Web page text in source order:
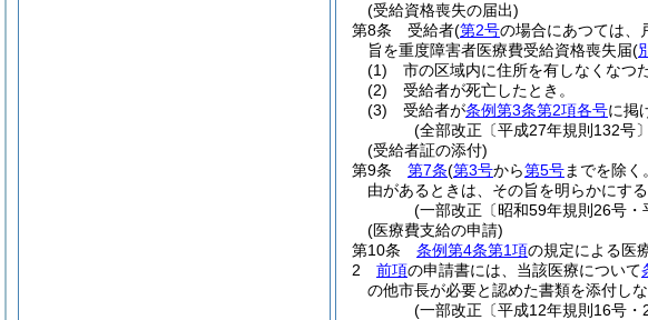
(受給資格喪失の届出)
第8条
受給者(第2号の場合にあつては、
旨を重度障害者医療費受給資格喪失届(
(1)
市の区域内に住所を有しなくなつ
(2)
受給者が死亡したとき。
(3)
受給者が条例第3条第2項各号に掲
(全部改正〔平成27年規則132号
(受給者証の添付)
第9条
第7条(第3号から第5号までを除く
由があるときは、その旨を明らかにす
(一部改正〔昭和59年規則26号
(医療費支給の申請)
第10条
条例第4条第1項の規定による医
2
前項の申請書には、当該医療について
の他市長が必要と認めた書類を添付しな
(一部改正〔平成12年規則16号